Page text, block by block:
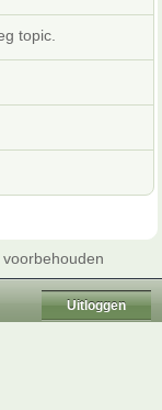
topic.
Uitloggen